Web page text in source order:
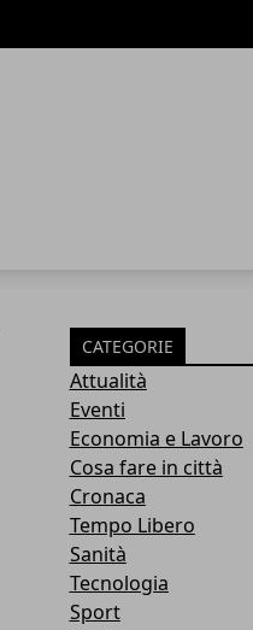
CATEGORIE
Attualità
Eventi
Economia e Lavoro
Cosa fare in città
Cronaca
Tempo Libero
Sanità
Tecnologia
Sport